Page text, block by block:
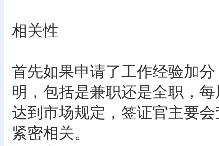
相关性
首先如果申请了工作经验加
明，包括是兼职还是全职，
达到市场规定，签证官主要
紧密相关。